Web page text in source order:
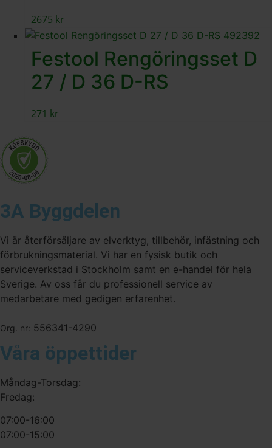
2675 kr
Festool Rengöringsset D
27 / D 36 D-RS
271 kr
3A Byggdelen
Vi är återförsäljare av elverktyg, tillbehör, infästning och
förbrukningsmaterial. Vi har en fysisk butik och
serviceverkstad i Stockholm samt en e-handel för hela
Sverige. Av oss får du professionell service av
medarbetare med gedigen erfarenhet.
Org. nr: 556341-4290
Våra öppettider
Måndag-Torsdag:
Fredag:
07:00-16:00
07:00-15:00